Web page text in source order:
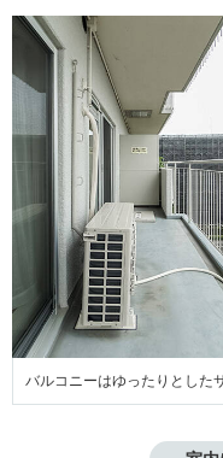
バルコニーはゆったりとした